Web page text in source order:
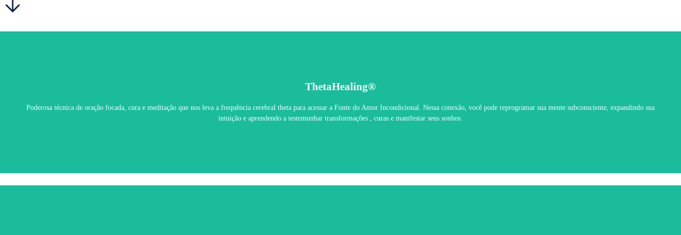
ThetaHealing®
Poderosa técnica de oração focada, cura e meditação que nos leva a frequência cerebral theta para acessar a Fonte do Amor Incondicional. Nessa conexão, você pode reprogramar sua mente subconsciente, expandindo sua
intuição e aprendendo a testemunhar transformações , curas e manifestar seus sonhos.
ThetaHealing®